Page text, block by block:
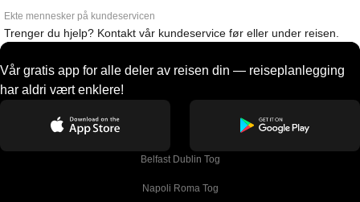
Ekte mennesker på kundeservicen
Trenger du hjelp? Kontakt vår kundeservice før eller under reisen.
Vår gratis app for alle deler av reisen din — reiseplanlegging
har aldri vært enklere!
Belfast Dublin Tog
Napoli Roma Tog